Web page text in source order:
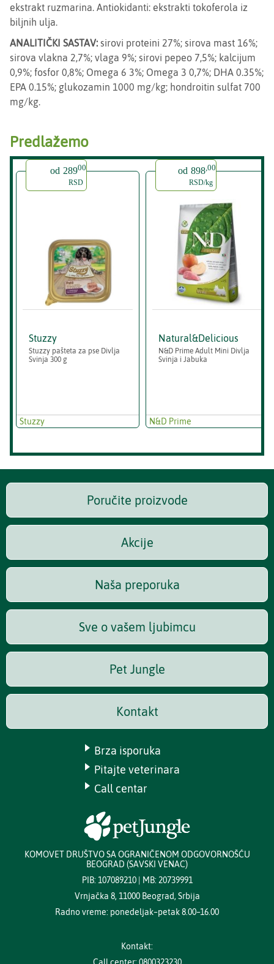
ekstrakt ruzmarina. Antiokidanti: ekstrakti tokoferola iz
biljnih ulja.
ANALITIČKI SASTAV: sirovi proteini 27%; sirova mast 16%;
sirova vlakna 2,7%; vlaga 9%; sirovi pepeo 7,5%; kalcijum
0,9%; fosfor 0,8%; Omega 6 3%; Omega 3 0,7%; DHA 0.35%;
EPA 0.15%; glukozamin 1000 mg/kg; hondroitin sulfat 700
mg/kg.
Predlažemo
od 28900
RSD
Stuzzy
Stuzzy pašteta za pse Divlja
Svinja 300 g
Stuzzy
od 898 ,00
RSD/kg
Natural&Delicious
N&D Prime Adult Mini Divlja
Svinja i Jabuka
N&D Prime
Poručite proizvode
Akcije
Naša preporuka
Sve o vašem ljubimcu
Pet Jungle
Kontakt
Brza isporuka
Pitajte veterinara
Call centar
KOMOVET DRUŠTVO SA OGRANIČENOM ODGOVORNOŠĆU
BEOGRAD (SAVSKI VENAC)
PIB: 107089210 | MB: 20739991
Vrnjačka 8, 11000 Beograd, Srbija
Radno vreme: ponedeljak–petak 8.00–16.00
Kontakt: